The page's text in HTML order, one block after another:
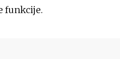
funkcije.